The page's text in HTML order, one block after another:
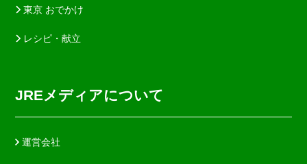
東京 おでかけ
レシピ・献立
JREメディアについて
運営会社